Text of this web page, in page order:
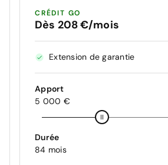
CRÉDIT GO
Dès 208 €/mois
Extension de garantie
Apport
5 000 €
Durée
84 mois